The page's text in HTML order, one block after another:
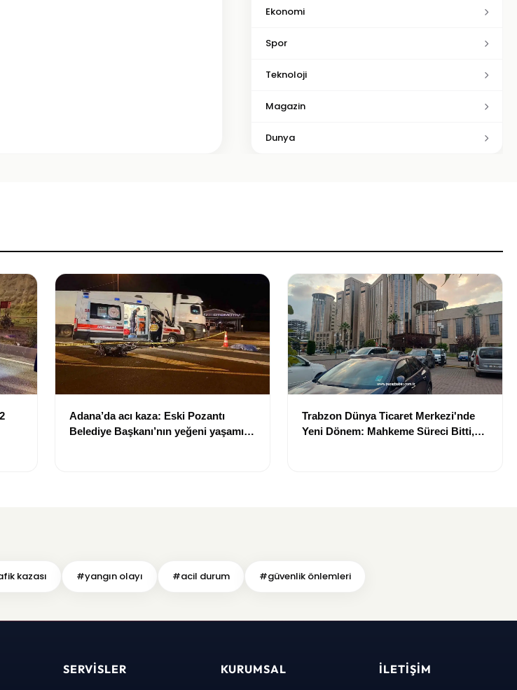
Ekonomi
Spor
Teknoloji
Magazin
Dunya
Adana’da acı kaza: Eski Pozantı
Belediye Başkanı’nın yeğeni yaşamını
Trabzon Dünya Ticaret Merkezi'nde
Yeni Dönem: Mahkeme Süreci Bitti,
kazası #yangın olayı #acil durum #güvenlik önlemleri
SERVISLER KURUMSAL İLETIŞIM